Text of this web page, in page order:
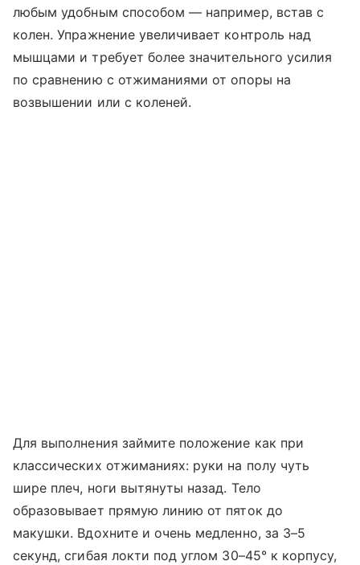
любым удобным способом — например, встав с
колен. Упражнение увеличивает контроль над
мышцами и требует более значительного усилия
по сравнению с отжиманиями от опоры на
возвышении или с коленей.
Для выполнения займите положение как при
классических отжиманиях: руки на полу чуть
шире плеч, ноги вытянуты назад. Тело
образовывает прямую линию от пяток до
макушки. Вдохните и очень медленно, за 3–5
секунд, сгибая локти под углом 30–45° к корпусу,